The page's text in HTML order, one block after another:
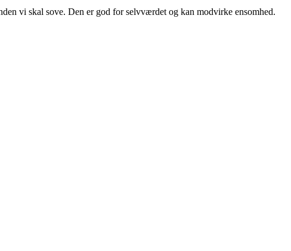
vi skal sove. Den er god for selvværdet og kan modvirke ensomhed.